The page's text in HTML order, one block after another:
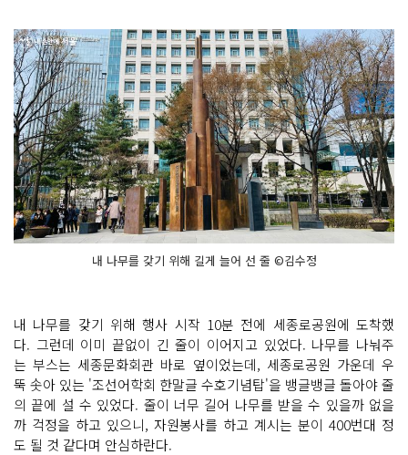
내 나무를 갖기 위해 길게 늘어 선 줄 ©김수정
내 나무를 갖기 위해 행사 시작 10분 전에 세종로공원에 도착했
다. 그런데 이미 끝없이 긴 줄이 이어지고 있었다. 나무를 나눠주
는 부스는 세종문화회관 바로 옆이었는데, 세종로공원 가운데 우
뚝 솟아 있는 '조선어학회 한말글 수호기념탑'을 뱅글뱅글 돌아야 줄
의 끝에 설 수 있었다. 줄이 너무 길어 나무를 받을 수 있을까 없을
까 걱정을 하고 있으니, 자원봉사를 하고 계시는 분이 400번대 정
도 될 것 같다며 안심하란다.